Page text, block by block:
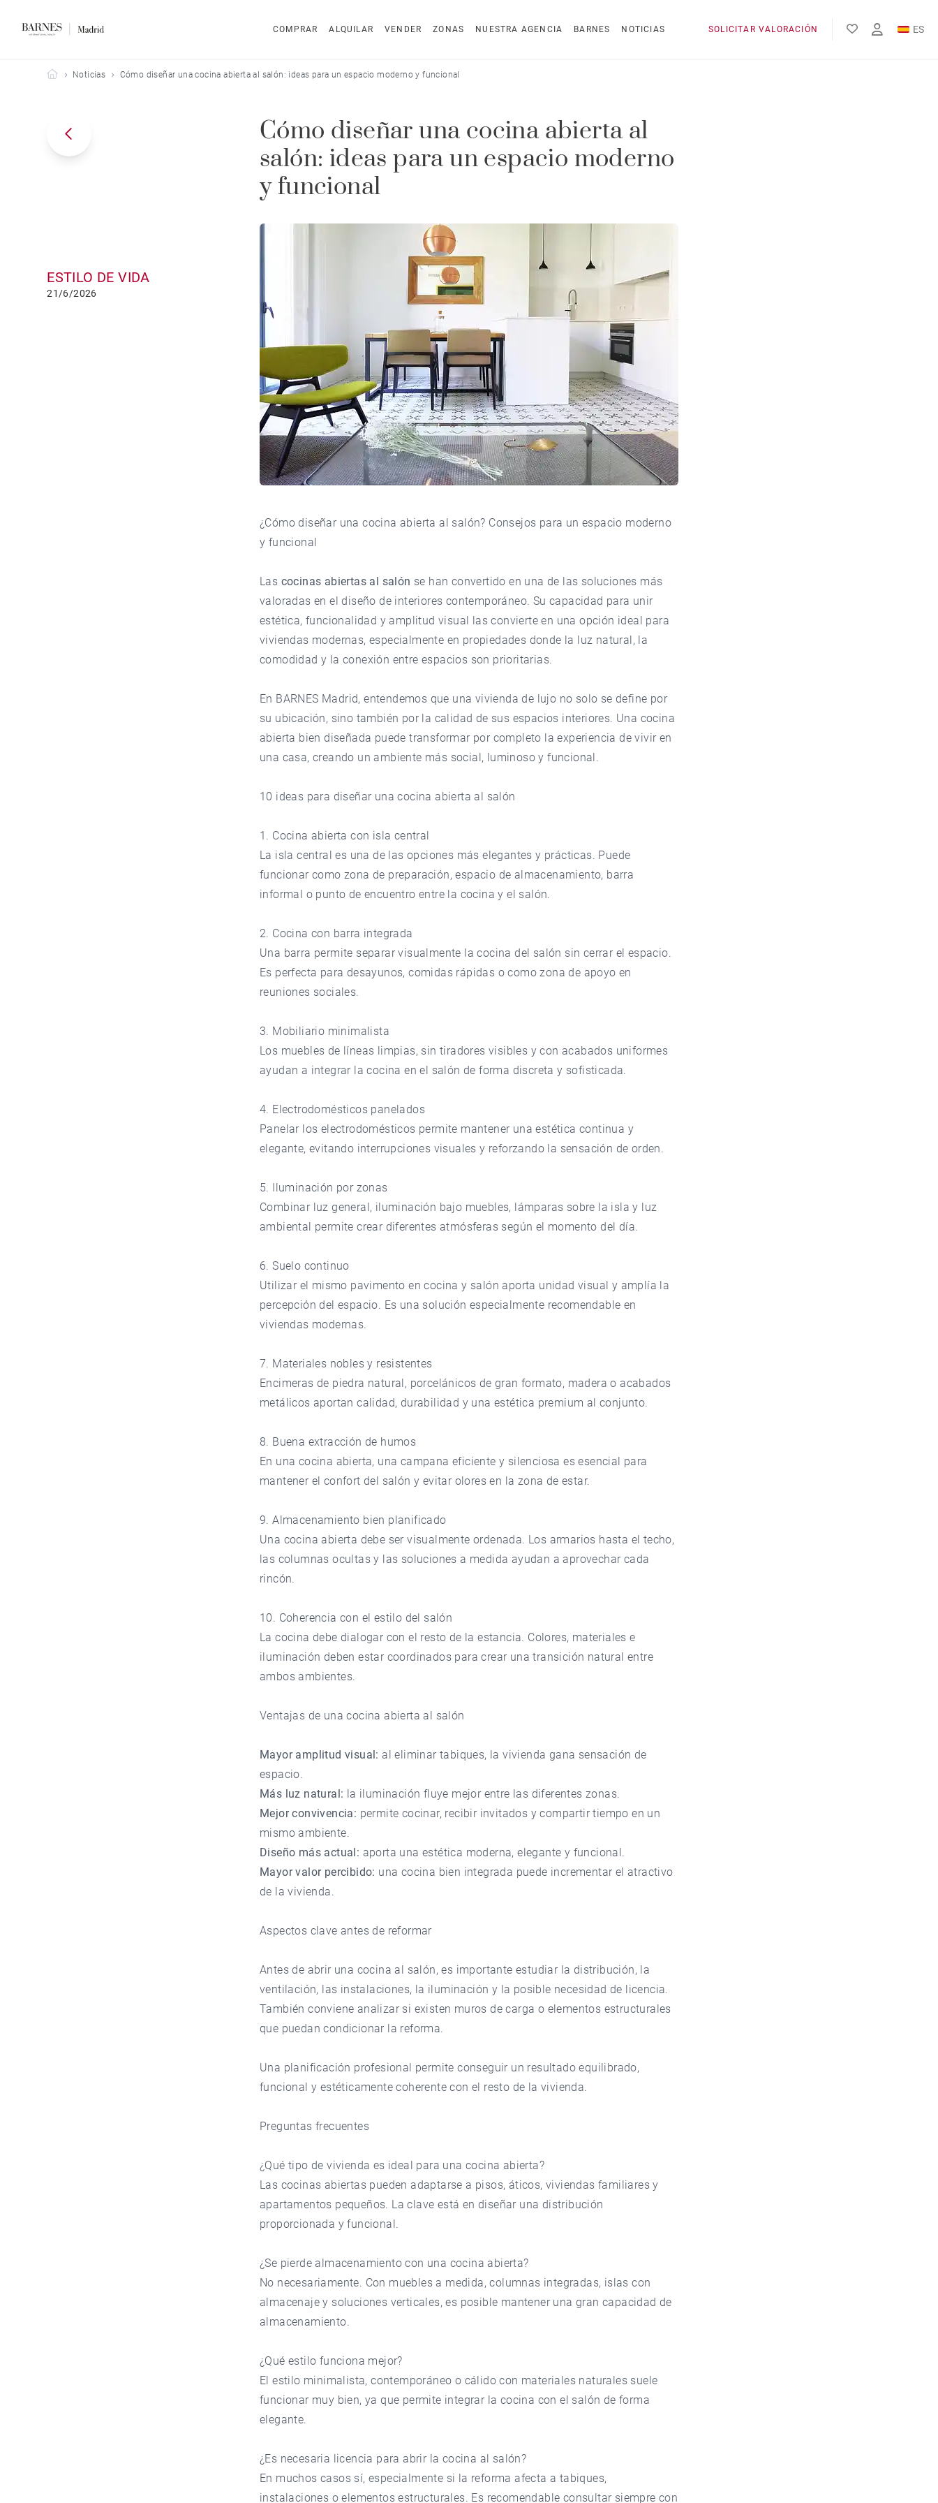
COMPRAR ALQUILAR VENDER ZONAS NUESTRA AGENCIA BARNES NOTICIAS SOLICITAR VALORACIÓN ES
EN
Barnes Madrid
Noticias Cómo diseñar una cocina abierta al salón: ideas para un espacio moderno y funcional
ESTILO DE VIDA
21/6/2026
Cómo diseñar una cocina abierta al
salón: ideas para un espacio moderno
y funcional
¿Cómo diseñar una cocina abierta al salón? Consejos para un espacio moderno
y funcional
Las cocinas abiertas al salón se han convertido en una de las soluciones más
valoradas en el diseño de interiores contemporáneo. Su capacidad para unir
estética, funcionalidad y amplitud visual las convierte en una opción ideal para
viviendas modernas, especialmente en propiedades donde la luz natural, la
comodidad y la conexión entre espacios son prioritarias.
En BARNES Madrid, entendemos que una vivienda de lujo no solo se define por
su ubicación, sino también por la calidad de sus espacios interiores. Una cocina
abierta bien diseñada puede transformar por completo la experiencia de vivir en
una casa, creando un ambiente más social, luminoso y funcional.
10 ideas para diseñar una cocina abierta al salón
1. Cocina abierta con isla central
La isla central es una de las opciones más elegantes y prácticas. Puede
funcionar como zona de preparación, espacio de almacenamiento, barra
informal o punto de encuentro entre la cocina y el salón.
2. Cocina con barra integrada
Una barra permite separar visualmente la cocina del salón sin cerrar el espacio.
Es perfecta para desayunos, comidas rápidas o como zona de apoyo en
reuniones sociales.
3. Mobiliario minimalista
Los muebles de líneas limpias, sin tiradores visibles y con acabados uniformes
ayudan a integrar la cocina en el salón de forma discreta y sofisticada.
4. Electrodomésticos panelados
Panelar los electrodomésticos permite mantener una estética continua y
elegante, evitando interrupciones visuales y reforzando la sensación de orden.
5. Iluminación por zonas
Combinar luz general, iluminación bajo muebles, lámparas sobre la isla y luz
ambiental permite crear diferentes atmósferas según el momento del día.
6. Suelo continuo
Utilizar el mismo pavimento en cocina y salón aporta unidad visual y amplía la
percepción del espacio. Es una solución especialmente recomendable en
viviendas modernas.
7. Materiales nobles y resistentes
Encimeras de piedra natural, porcelánicos de gran formato, madera o acabados
metálicos aportan calidad, durabilidad y una estética premium al conjunto.
8. Buena extracción de humos
En una cocina abierta, una campana eficiente y silenciosa es esencial para
mantener el confort del salón y evitar olores en la zona de estar.
9. Almacenamiento bien planificado
Una cocina abierta debe ser visualmente ordenada. Los armarios hasta el techo,
las columnas ocultas y las soluciones a medida ayudan a aprovechar cada
rincón.
10. Coherencia con el estilo del salón
La cocina debe dialogar con el resto de la estancia. Colores, materiales e
iluminación deben estar coordinados para crear una transición natural entre
ambos ambientes.
Ventajas de una cocina abierta al salón
Mayor amplitud visual: al eliminar tabiques, la vivienda gana sensación de
espacio.
Más luz natural: la iluminación fluye mejor entre las diferentes zonas.
Mejor convivencia: permite cocinar, recibir invitados y compartir tiempo en un
mismo ambiente.
Diseño más actual: aporta una estética moderna, elegante y funcional.
Mayor valor percibido: una cocina bien integrada puede incrementar el atractivo
de la vivienda.
Aspectos clave antes de reformar
Antes de abrir una cocina al salón, es importante estudiar la distribución, la
ventilación, las instalaciones, la iluminación y la posible necesidad de licencia.
También conviene analizar si existen muros de carga o elementos estructurales
que puedan condicionar la reforma.
Una planificación profesional permite conseguir un resultado equilibrado,
funcional y estéticamente coherente con el resto de la vivienda.
Preguntas frecuentes
¿Qué tipo de vivienda es ideal para una cocina abierta?
Las cocinas abiertas pueden adaptarse a pisos, áticos, viviendas familiares y
apartamentos pequeños. La clave está en diseñar una distribución
proporcionada y funcional.
¿Se pierde almacenamiento con una cocina abierta?
No necesariamente. Con muebles a medida, columnas integradas, islas con
almacenaje y soluciones verticales, es posible mantener una gran capacidad de
almacenamiento.
¿Qué estilo funciona mejor?
El estilo minimalista, contemporáneo o cálido con materiales naturales suele
funcionar muy bien, ya que permite integrar la cocina con el salón de forma
elegante.
¿Es necesaria licencia para abrir la cocina al salón?
En muchos casos sí, especialmente si la reforma afecta a tabiques,
instalaciones o elementos estructurales. Es recomendable consultar siempre con